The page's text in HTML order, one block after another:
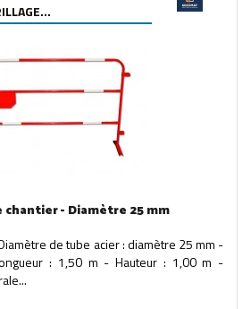
chantier - Diamètre 25 mm
de tube acier : diamètre 25 mm -
: 1,50 m - Hauteur : 1,00 m -